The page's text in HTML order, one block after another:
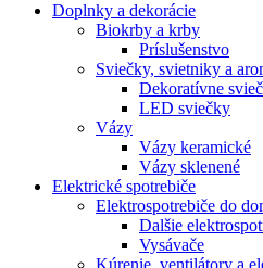
Doplnky a dekorácie
Biokrby a krby
Príslušenstvo
Sviečky, svietniky a
Dekoratívne
LED sviečky
Vázy
Vázy keramické
Vázy sklenené
Elektrické spotrebiče
Elektrospotrebiče do
Dalšie
Vysávače
Kúrenie, ventilátory a